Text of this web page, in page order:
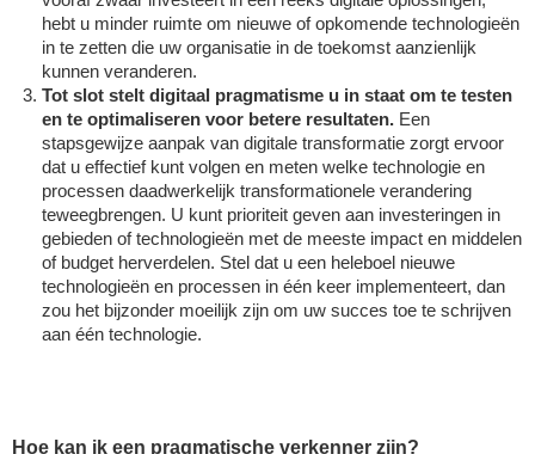
Lucas Taels
Manon Houppertz
Margaux Marien
Margaux Snakkers
Mathias Segers
Matthias Langenaeker
Ninon Chevalier
hebt u minder ruimte om nieuwe of opkomende technologieën
in te zetten die uw organisatie in de toekomst aanzienlijk
kunnen veranderen.
Tot slot stelt digitaal pragmatisme u in staat om te testen
en te optimaliseren voor betere resultaten. Een
stapsgewijze aanpak van digitale transformatie zorgt ervoor
dat u effectief kunt volgen en meten welke technologie en
processen daadwerkelijk transformationele verandering
teweegbrengen. U kunt prioriteit geven aan investeringen in
gebieden of technologieën met de meeste impact en middelen
of budget herverdelen. Stel dat u een heleboel nieuwe
technologieën en processen in één keer implementeert, dan
zou het bijzonder moeilijk zijn om uw succes toe te schrijven
aan één technologie.
Hoe kan ik een pragmatische verkenner zijn?